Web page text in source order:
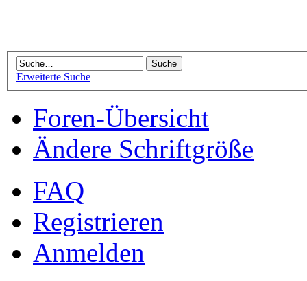
Erweiterte Suche
Foren-Übersicht
Ändere Schriftgröße
FAQ
Registrieren
Anmelden